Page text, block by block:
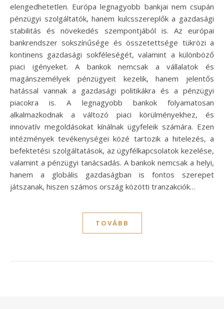
elengedhetetlen. Európa legnagyobb bankjai nem csupán
pénzügyi szolgáltatók, hanem kulcsszereplők a gazdasági
stabilitás és növekedés szempontjából is. Az európai
bankrendszer sokszínűsége és összetettsége tükrözi a
kontinens gazdasági sokféleségét, valamint a különböző
piaci igényeket. A bankok nemcsak a vállalatok és
magánszemélyek pénzügyeit kezelik, hanem jelentős
hatással vannak a gazdasági politikákra és a pénzügyi
piacokra is. A legnagyobb bankok folyamatosan
alkalmazkodnak a változó piaci körülményekhez, és
innovatív megoldásokat kínálnak ügyfeleik számára. Ezen
intézmények tevékenységei közé tartozik a hitelezés, a
befektetési szolgáltatások, az ügyfélkapcsolatok kezelése,
valamint a pénzügyi tanácsadás. A bankok nemcsak a helyi,
hanem a globális gazdaságban is fontos szerepet
játszanak, hiszen számos ország közötti tranzakciók…
TOVÁBB